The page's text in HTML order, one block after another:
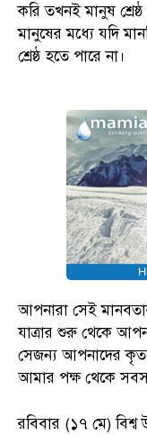
করি তখনই মানুষ
মানুষের মধ্যে যদি
শ্রেষ্ঠ হতে পারে না।
আপনারা সেই
যাত্রার শুরু থেকে
সেজন্য আপনাদের
আমার পক্ষ থেকে
রবিবার (১৭ মে) বিশ্ব